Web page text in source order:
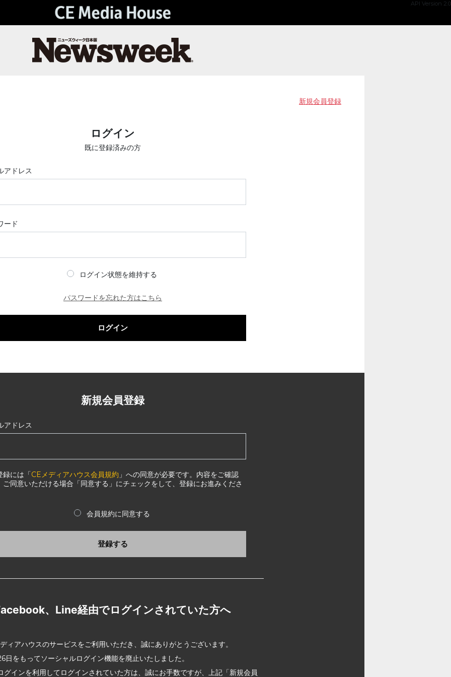
API Version 2.0
新規会員登録
ログイン
既に登録済みの方
アドレス
ード
ログイン状態を維持する
パスワードを忘れた方はこちら
ログイン
新規会員登録
アドレス
録には「CEメディアハウス会員規約 」への同意が必要です。内容をご確認
ご同意いただける場合「同意する」にチェックをして、登録にお進みくださ
会員規約に同意する
登録する
、Line経由でログインされていた方へ
ィアハウスのサービスをご利用いただき、誠にありがとうございます。
日をもってソーシャルログイン機能を廃止いたしました。
グインを利用してログインされていた方は、誠にお手数ですが、上記「新規会員